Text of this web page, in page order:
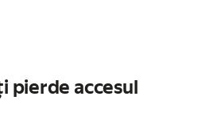
pierde accesul